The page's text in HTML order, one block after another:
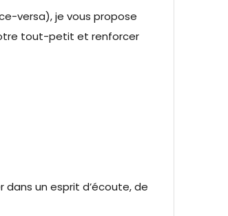
versa), je vous propose
tout-petit et renforcer
un esprit d’écoute, de